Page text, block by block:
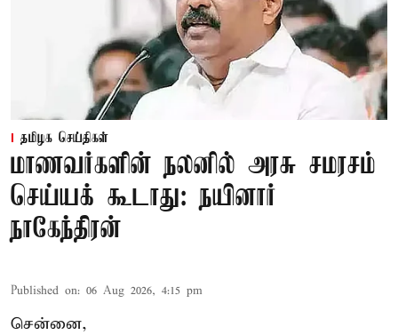
தமிழக செய்திகள்
மாணவர்களின் நலனில் அரசு சமரசம்
செய்யக் கூடாது: நயினார்
நாகேந்திரன்
Published on: 06 Aug 2026, 4:15 pm
சென்னை,